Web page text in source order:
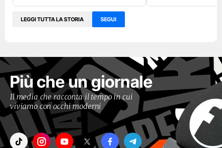
LEGGI TUTTA LA STORIA SEGUI
Più che un giornale
Il media che racconta il tempo in cui
viviamo con occhi moderni